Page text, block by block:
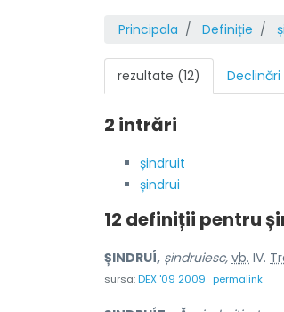
Principala Definiție
rezultate (12) Declinări
2 intrări
șindruit
șindrui
12 definiții pentru
ȘINDRUÍ, șindruiesc, vb. IV.
sursa:DEX '09 2009 permalink